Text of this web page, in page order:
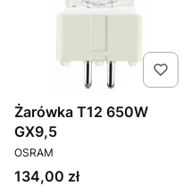
Żarówka T12 650W
GX9,5
PRODUCENT
OSRAM
Cena
134,00 zł